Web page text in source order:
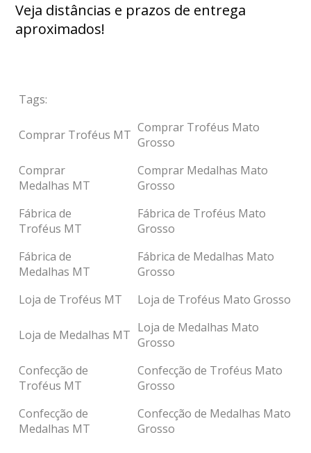
Veja distâncias e prazos de entrega
aproximados!
Tags:
Comprar Troféus MT Comprar Troféus Mato
Grosso
Comprar
Medalhas MT
Comprar Medalhas Mato
Grosso
Fábrica de
Troféus MT
Fábrica de Troféus Mato
Grosso
Fábrica de
Medalhas MT
Fábrica de Medalhas Mato
Grosso
Loja de Troféus MT
Loja de Troféus Mato Grosso
Loja de Medalhas MT Loja de Medalhas Mato
Grosso
Confecção de
Troféus MT
Confecção de Troféus Mato
Grosso
Confecção de
Medalhas MT
Confecção de Medalhas Mato
Grosso